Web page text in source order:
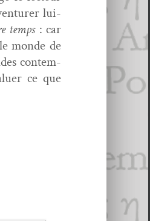
lui-
temps : car
monde de
con­tem­
ce que